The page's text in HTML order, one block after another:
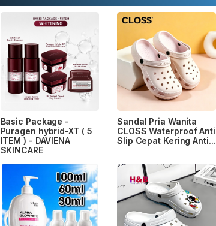
Basic Package -
Puragen hybrid-XT ( 5
ITEM ) - DAVIENA
SKINCARE
Sandal Pria Wanita
CLOSS Waterproof Anti
Slip Cepat Kering Anti...